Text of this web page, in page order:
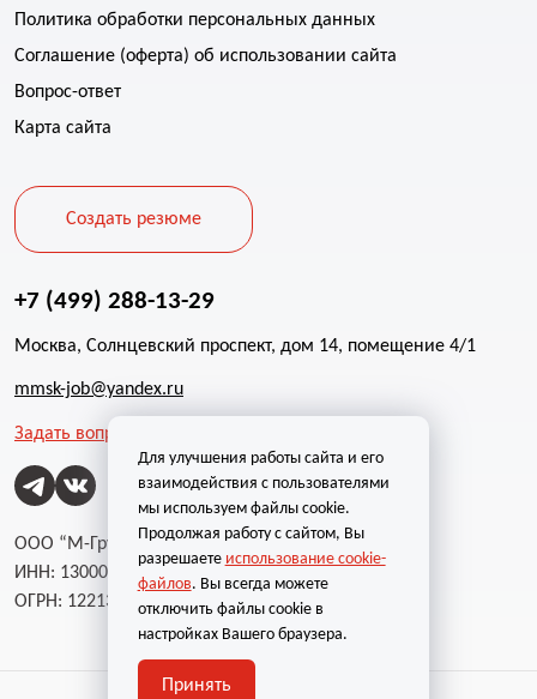
Политика обработки персональных данных
Соглашение (оферта) об использовании сайта
Вопрос-ответ
Карта сайта
Создать резюме
+7 (499) 288-13-29
Москва, Солнцевский проспект, дом 14, помещение 4/1
mmsk-job@yandex.ru
Задать вопрос
ООО “М-Групп”
ИНН: 1300002787
ОГРН: 1221300004232
Для улучшения работы сайта и его
взаимодействия с пользователями
мы используем файлы cookie.
Продолжая работу с сайтом, Вы
разрешаете использование cookie-
файлов. Вы всегда можете
отключить файлы cookie в
настройках Вашего браузера.
Принять